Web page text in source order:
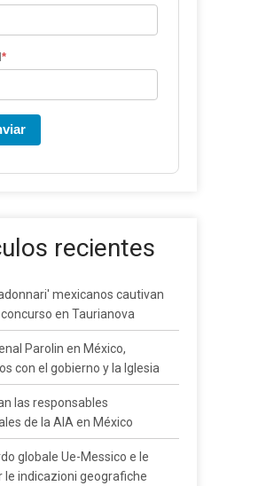
*
recientes
mexicanos cautivan
en Taurianova
Parolin en México,
con el gobierno y la Iglesia
las responsables
de la AIA en México
globale Ue-Messico e le
le indicazioni geografiche